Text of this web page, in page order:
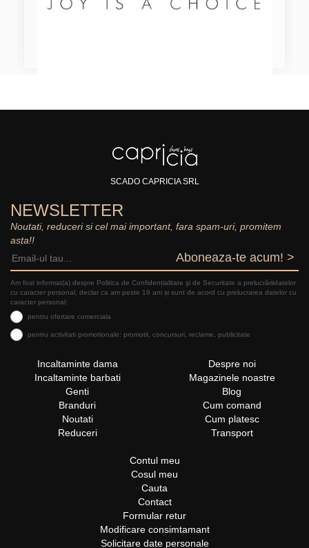
SCADO CAPRICIA SRL
NEWSLETTER
Noutati, reduceri si cel mai important, fara spam-uri, promitem
asta!!
Aboneaza-te acum! >
Am fost informat(a) despre Politica de Confidențialitate şi de Securitate a prelucrăriidatelor
cu caracter personal, declar ca am peste 16 ani și sunt de acord cu prelucrarea datelor cu
caracter personal:
pentru ofertare comerciala
pentru activitati promotionale: promotii, concursuri, reclame, publicitate
Incaltaminte dama
Incaltaminte barbati
Genti
Branduri
Noutati
Reduceri
Despre noi
Magazinele noastre
Blog
Cum comand
Cum platesc
Transport
Contul meu
Cosul meu
Cauta
Contact
Formular retur
Modificare consimtamant
Solicitare date personale